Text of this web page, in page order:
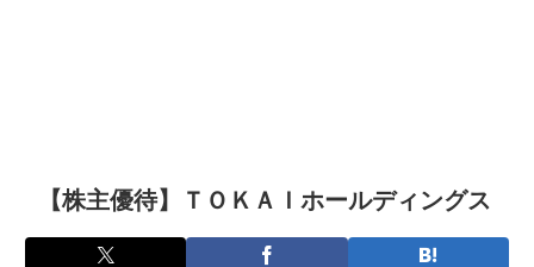
【株主優待】ＴＯＫＡＩホールディングス